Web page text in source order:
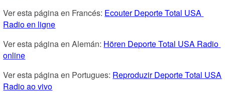
Ver esta página en Francés: Ecouter Deporte Total USA
Radio en ligne
Ver esta página en Alemán: Hören Deporte Total USA Radio
online
Ver esta página en Portugues: Reproduzir Deporte Total USA
Radio ao vivo